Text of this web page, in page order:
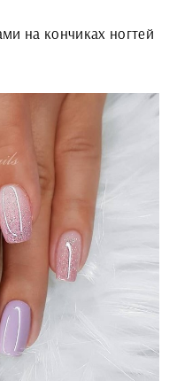
на кончиках ногтей